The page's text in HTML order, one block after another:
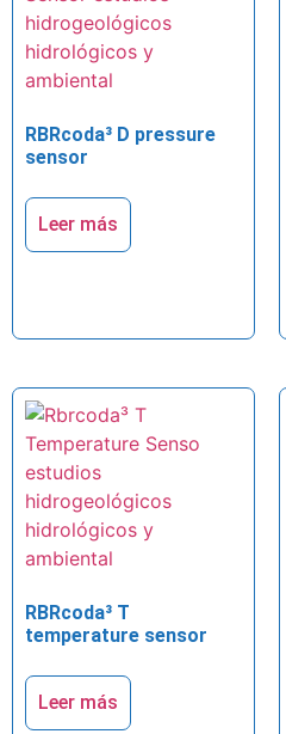
RBRcoda³ D pressure
sensor
Leer más
RBRcoda³ T
temperature sensor
Leer más